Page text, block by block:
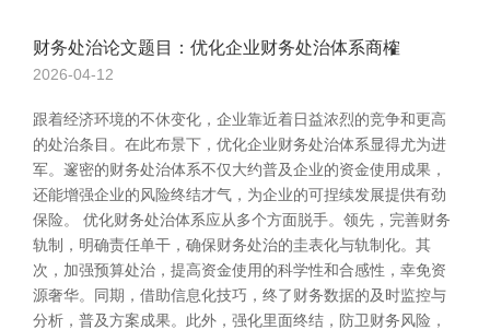
财务处治论文题目：优化企业财务处治体系商榷
2026-04-12
跟着经济环境的不休变化，企业靠近着日益浓烈的竞争和更高
的处治条目。在此布景下，优化企业财务处治体系显得尤为进
军。邃密的财务处治体系不仅大约普及企业的资金使用成果，
还能增强企业的风险终结才气，为企业的可捏续发展提供有劲
保险。 优化财务处治体系应从多个方面脱手。领先，完善财务
轨制，明确责任单干，确保财务处治的圭表化与轨制化。其
次，加强预算处治，提高资金使用的科学性和合感性，幸免资
源奢华。同期，借助信息化技巧，终了财务数据的及时监控与
分析，普及方案成果。此外，强化里面终结，防卫财务风险，